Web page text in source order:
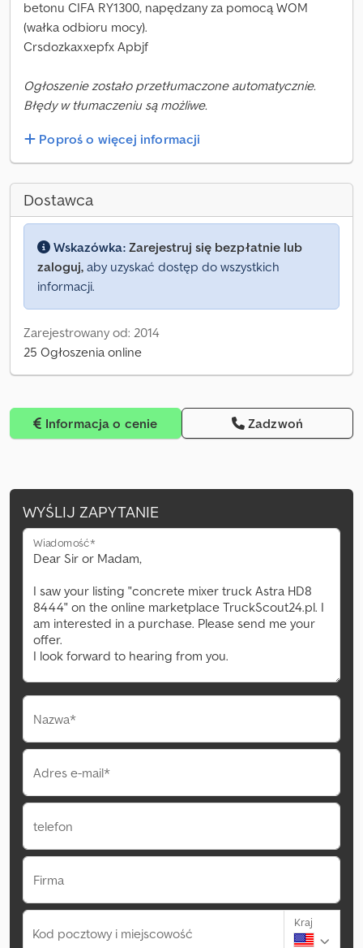
betonu CIFA RY1300, napędzany za pomocą WOM
(wałka odbioru mocy).
Crsdozkaxxepfx Apbjf
Ogłoszenie zostało przetłumaczone automatycznie.
Błędy w tłumaczeniu są możliwe.
Poproś o więcej informacji
Dostawca
Wskazówka: Zarejestruj się bezpłatnie lub
zaloguj, aby uzyskać dostęp do wszystkich
informacji.
Zarejestrowany od: 2014
25 Ogłoszenia online
Informacja o cenie Zadzwoń
WYŚLIJ ZAPYTANIE
Wiadomość*
Nazwa*
Adres e-mail*
telefon
Firma
Kod pocztowy i miejscowość
Kraj